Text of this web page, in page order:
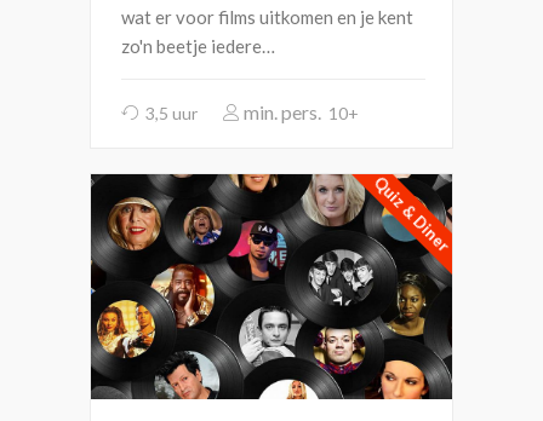
wat er voor films uitkomen en je kent
zo'n beetje iedere…
3,5 uur 10+
Quiz & Diner